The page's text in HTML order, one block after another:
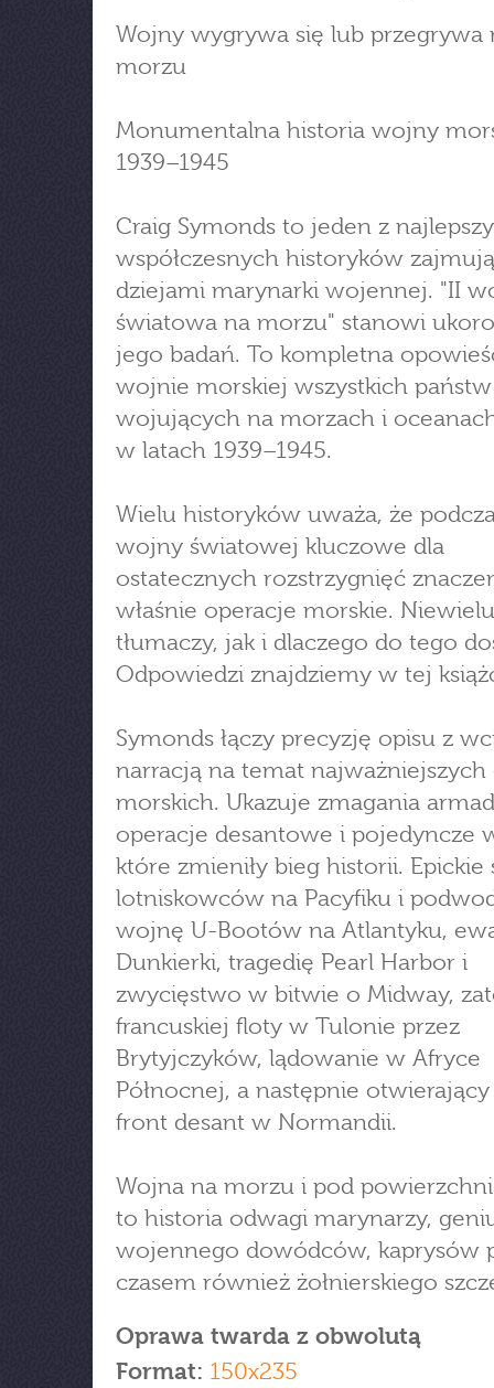
Wojny wygrywa się lub przegrywa
morzu
Monumentalna historia wojny
1939–1945
Craig Symonds to jeden z
współczesnych historyków
dziejami marynarki wojennej. "II
światowa na morzu" stanowi
jego badań. To kompletna
wojnie morskiej wszystkich państw
wojujących na morzach i
w latach 1939–1945.
Wielu historyków uważa, że
wojny światowej kluczowe dla
ostatecznych rozstrzygnięć
właśnie operacje morskie.
tłumaczy, jak i dlaczego do tego
Odpowiedzi znajdziemy w tej
Symonds łączy precyzję opisu z
narracją na temat najważniejszych
morskich. Ukazuje zmagania
operacje desantowe i pojedyncze
które zmieniły bieg historii. Epickie
lotniskowców na Pacyfiku i
wojnę U-Bootów na Atlantyku,
Dunkierki, tragedię Pearl Harbor i
zwycięstwo w bitwie o Midway,
francuskiej floty w Tulonie przez
Brytyjczyków, lądowanie w Afryce
Północnej, a następnie
front desant w Normandii.
Wojna na morzu i pod
to historia odwagi marynarzy,
wojennego dowódców, kaprysów
czasem również żołnierskiego
Oprawa twarda z obwolutą
Format: 150x235